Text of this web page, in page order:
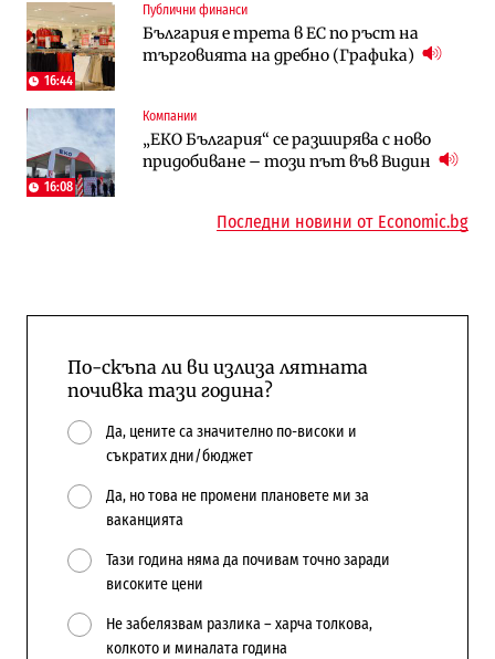
16:44
Публични финанси
България е трета в ЕС по ръст на
търговията на дребно (Графика)
16:08
Компании
„ЕКО България“ се разширява с ново
придобиване – този път във Видин
Digi&AI
Трафикът толкова е намалял, че големи
медии обмислят да се откажат
Публични финанси
Общините вече зависят от
централната власт за 75% от
Отрасли
Жилищата в България поскъпват при
намаляващо население и все повече
Компании
А1 отново е лидер при технологичните
компании и системните интегратори
Последни новини от Economic.bg
По-скъпа ли ви излиза лятната
почивка тази година?
Да, цените са значително по-високи и
съкратих дни/бюджет
Да, но това не промени плановете ми за
ваканцията
Тази година няма да почивам точно заради
високите цени
Не забелязвам разлика – харча толкова,
колкото и миналата година